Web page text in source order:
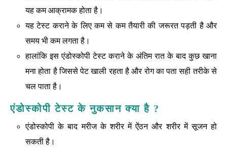
यह कम आक्रामक होता है।
यह टेस्ट कराने के लिए कम से कम तैयारी की जरूरत पड़ती है और
समय भी कम लगता है।
हालांकि इस एंडोस्कोपी टेस्ट कराने के अंतिम रात के बाद कुछ खाना
मना होता है जिससे पेट खाली रहता है और रोग का पता सही तरीके से
चल पाता है।
एंडोस्कोपी टेस्ट के नुकसान क्या है ?
एंडोस्कोपी के बाद मरीज के शरीर में ऐंठन और शरीर में सूजन हो
सकती है।